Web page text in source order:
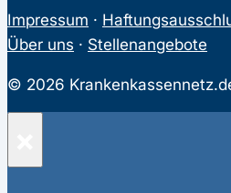
Impressum ·
Über uns · Stellenangebote
© 2026